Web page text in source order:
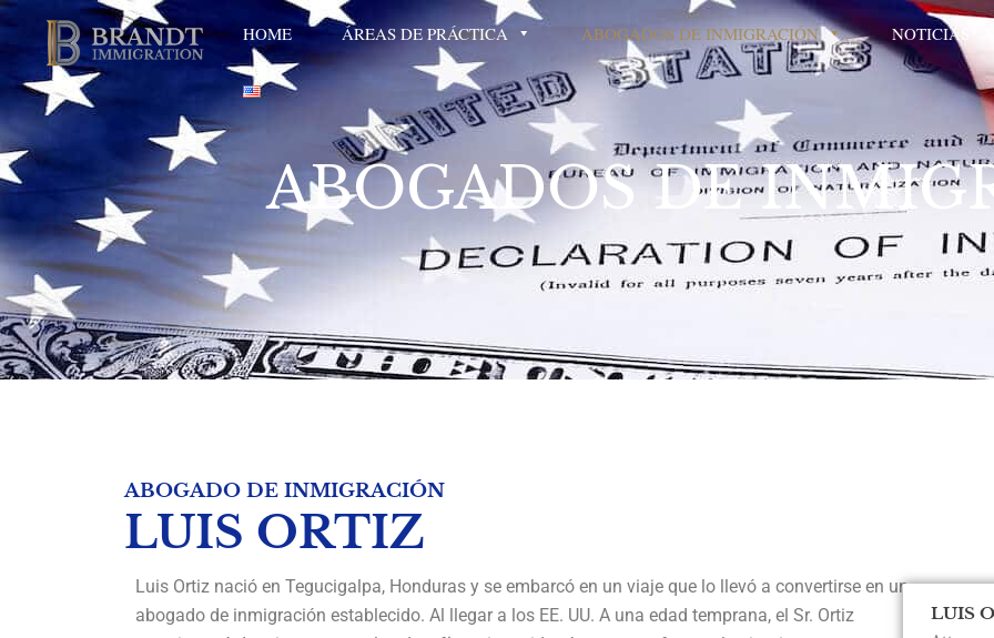
Ir
al
contenido
HOME ÁREAS DE PRÁCTICA ABOGADOS DE INMIGRACIÓN NOTICIAS
ABOGADOS DE
ABOGADO DE INMIGRACIÓN
LUIS ORTIZ
Luis Ortiz nació en Tegucigalpa, Honduras y se embarcó en un viaje que lo llevó a convertirse en un
abogado de inmigración establecido. Al llegar a los EE. UU. A una edad temprana, el Sr. Ortiz
LUIS